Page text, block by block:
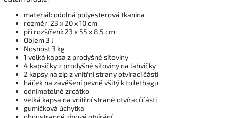
materiál: odolná polyesterová tkanina
rozměr: 23 x 20 x 10 cm
při rozšíření: 23 x 55 x 8,5 cm
Objem 3 l
Nosnost 3 kg
1 velká kapsa z prodyšné síťoviny
4 kapsičky z prodyšné síťoviny na lahvičky
2 kapsy na zip z vnitřní strany otvírací části
háček na zavěšení pevně všitý k toiletbagu
odnímatelné zrcátko
velká kapsa na vnitřní straně otvírací části
gumičková úchytka